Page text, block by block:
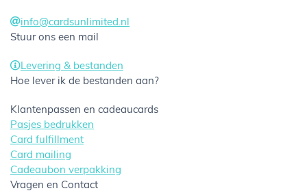
info@cardsunlimited.nl
Stuur ons een mail
Levering & bestanden
Hoe lever ik de bestanden aan?
Klantenpassen en cadeaucards
Pasjes bedrukken
Card fulfillment
Card mailing
Cadeaubon verpakking
Vragen en Contact